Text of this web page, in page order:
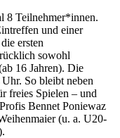
8 Teilnehmer*innen.
und einer
ersten
sowohl
16 Jahren). Die
So bleibt neben
freies Spielen – und
Bennet Poniewaz
(u. a. U20-